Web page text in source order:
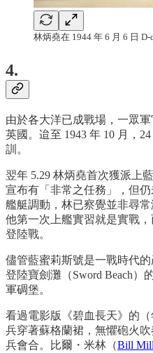
林炳堯在 1944 年 6 月 6 日 D-
4.
由於各大洋已成戰場，一眾
英國。迨至 1943 年 10 月，
訓。
翌年 5.29 林炳堯首次獲派上
宣布有「非常之任務」，但
艦艇調動，林已察覺並非尋
他第一次上艦實習就是實戰
登陸戰。
儘管藍蜜莉斯號是一戰時代
登陸寶劍灘（Sword Beach）
軍碉堡。
看過電影版《碧血長天》的
兵穿著蘇格蘭裙，無懼砲火
兵會合。比爾・米林（Bill